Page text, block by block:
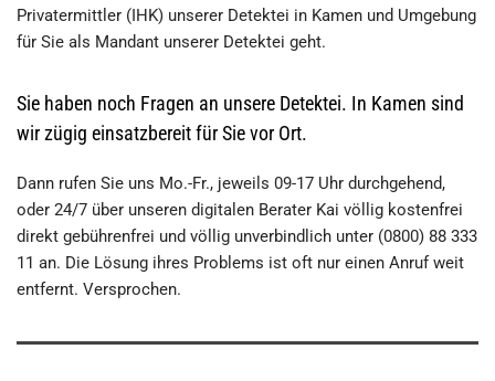
Privatermittler (IHK) unserer Detektei in Kamen und Umgebung
für Sie als Mandant unserer Detektei geht.
Sie haben noch Fragen an unsere Detektei. In Kamen sind
wir zügig einsatzbereit für Sie vor Ort.
Dann rufen Sie uns Mo.-Fr., jeweils 09-17 Uhr durchgehend,
oder 24/7 über unseren digitalen Berater Kai völlig kostenfrei
direkt gebührenfrei und völlig unverbindlich unter (0800) 88 333
11 an. Die Lösung ihres Problems ist oft nur einen Anruf weit
entfernt. Versprochen.